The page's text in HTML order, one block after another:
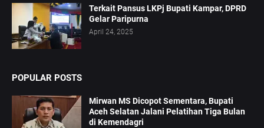
Terkait Pansus LKPj Bupati Kampar, DPRD
Gelar Paripurna
April 24, 2025
POPULAR POSTS
Mirwan MS Dicopot Sementara, Bupati
Aceh Selatan Jalani Pelatihan Tiga Bulan
di Kemendagri